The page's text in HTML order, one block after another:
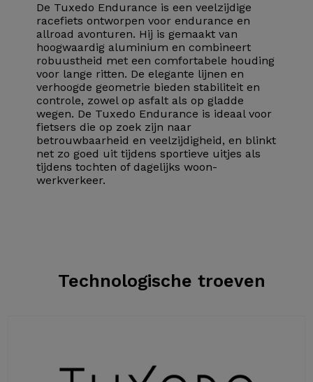
De Tuxedo Endurance is een veelzijdige
racefiets ontworpen voor endurance en
allroad avonturen. Hij is gemaakt van
hoogwaardig aluminium en combineert
robuustheid met een comfortabele houding
voor lange ritten. De elegante lijnen en
verhoogde geometrie bieden stabiliteit en
controle, zowel op asfalt als op gladde
wegen. De Tuxedo Endurance is ideaal voor
fietsers die op zoek zijn naar
betrouwbaarheid en veelzijdigheid, en blinkt
net zo goed uit tijdens sportieve uitjes als
tijdens tochten of dagelijks woon-
werkverkeer.
Technologische troeven